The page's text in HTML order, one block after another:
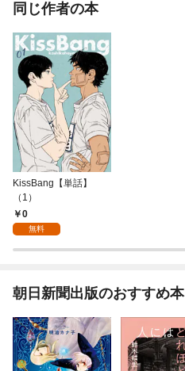
同じ作者の本
KissBang【単話】
（1）
0
無料
朝日新聞出版のおすすめ本